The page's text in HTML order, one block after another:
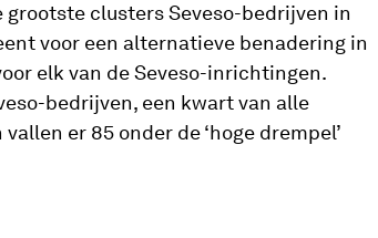
clusters Seveso-bedrijven in
voor een alternatieve benadering in
elk van de Seveso-inrichtingen.
bedrijven, een kwart van alle
er 85 onder de ‘hoge drempel’